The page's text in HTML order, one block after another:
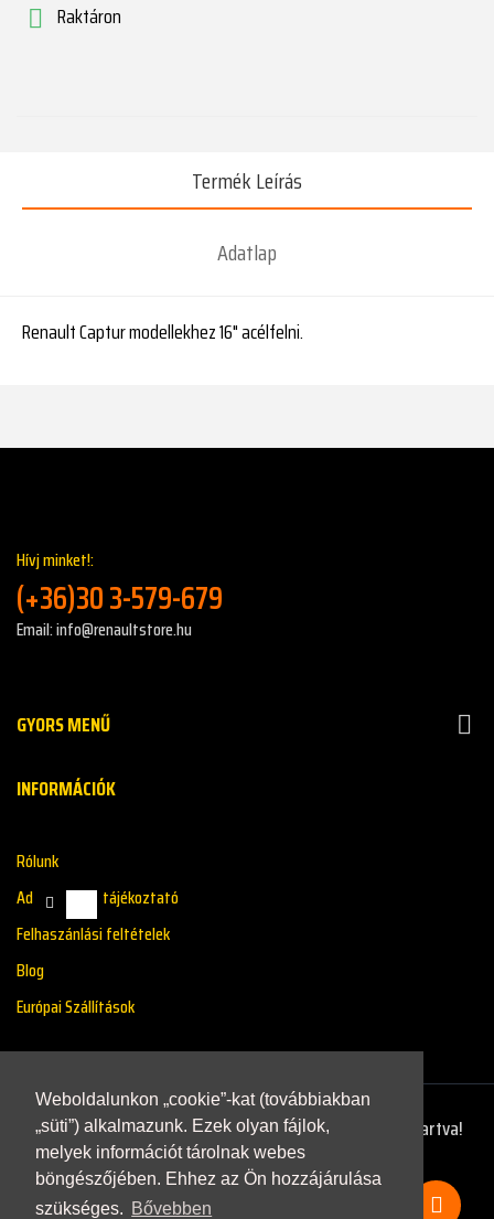
Weboldalunkon „cookie”-kat (továbbiakban
„süti”) alkalmazunk. Ezek olyan fájlok,
melyek információt tárolnak webes
böngészőjében. Ehhez az Ön hozzájárulása
szükséges. Bővebben
 Raktáron
Termék Leírás
Adatlap
Renault Captur modellekhez 16" acélfelni.
Hívj minket!:
(+36)30 3-579-679
Email: info@renaultstore.hu
GYORS MENŰ 
INFORMÁCIÓK
Rólunk
Adatkazelési tájékoztató
Felhaszánlási feltételek
Blog
Európai Szállítások
Copyright © 2021 - Renaultstore.hu - Minden Jog Fenntartva!